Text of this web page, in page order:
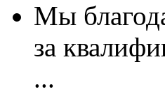
Мы
за
...